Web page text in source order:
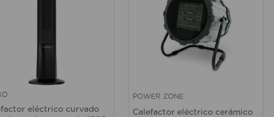
eléctrico curvado
Vista rápida
POWER ZONE
Calefactor eléctrico cerámico